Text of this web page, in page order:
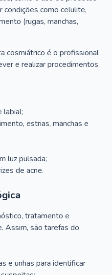
como celulite,
(rugas, manchas,
cosmiátrico é o profissional
e realizar procedimentos
labial;
estrias, manchas e
luz pulsada;
de acne.
tratamento e
Assim, são tarefas do
e unhas para identificar